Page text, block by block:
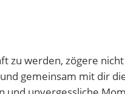
zu werden, zögere
gemeinsam mit dir